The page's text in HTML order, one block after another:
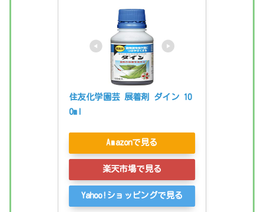
住友化学園芸 展着剤 ダイン 10
0ml
Amazonで見る
楽天市場で見る
Yahoo!ショッピングで見る